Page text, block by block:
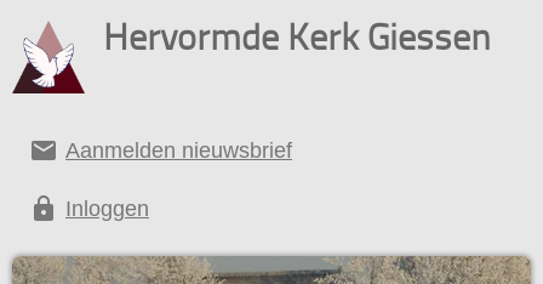
Hervormde Kerk Giessen
email Aanmelden nieuwsbrief
lock Inloggen